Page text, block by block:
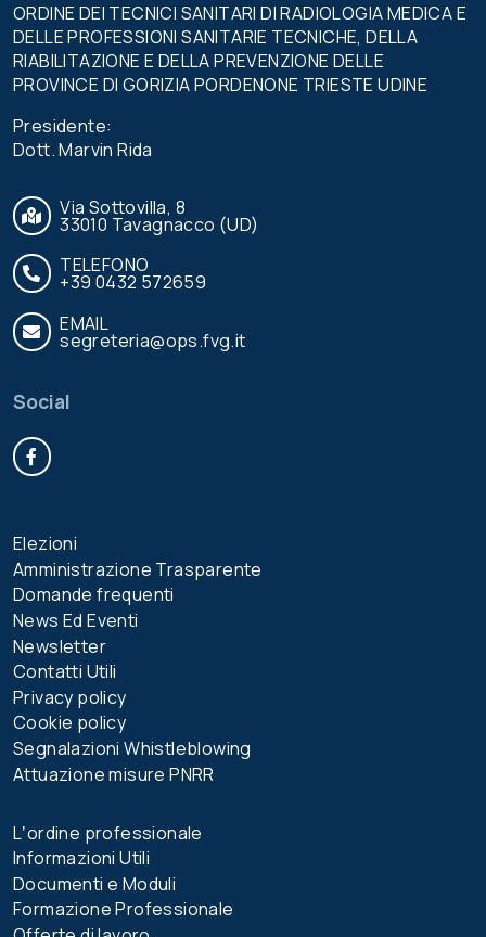
ORDINE DEI TECNICI SANITARI DI RADIOLOGIA MEDICA E
DELLE PROFESSIONI SANITARIE TECNICHE, DELLA
RIABILITAZIONE E DELLA PREVENZIONE DELLE
PROVINCE DI GORIZIA PORDENONE TRIESTE UDINE
Presidente:
Dott. Marvin Rida
Via Sottovilla, 8
33010 Tavagnacco (UD)
TELEFONO
+39 0432 572659
EMAIL
segreteria@ops.fvg.it
Social
Elezioni
Amministrazione Trasparente
Domande frequenti
News Ed Eventi
Newsletter
Contatti Utili
Privacy policy
Cookie policy
Segnalazioni Whistleblowing
Attuazione misure PNRR
Lʼordine professionale
Informazioni Utili
Documenti e Moduli
Formazione Professionale